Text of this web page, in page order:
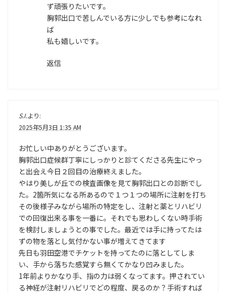
ず頑張りたいです。
胸郭出口で苦しんでいる方に少しでも参考になれ
ば
私も嬉しいです。
返信
S.I.より:
2025年5月3日 1:35 AM
お忙しい中ありがとうございます。
胸郭出口症候群丁寧にしっかりと診てくださる先生にやっ
と出会え今日２回目の治療終えました。
やはり美しが丘での検査画像を見て胸郭出口との診断でし
た。2箇所気になる所あるので１つ１つの場所に注射を打ち
その後様子みながら場所の特定をし、注射と薬とリハビリ
での回復出来る事を一番に。それでも思わしくない時手術
を検討しましょうとの事でした。最近では手に持ってたは
ずの物を落とし気付かない事が増えてきてます
先日も羽田空港でチケットを持ってたのに落としてしま
い、手から落ちた感覚すら無くてかなり凹みました。
1年前よりかなり手、指の力は弱くなってます。押されてい
る神経が注射リハビリでどの程度、戻るのか？手術すれば